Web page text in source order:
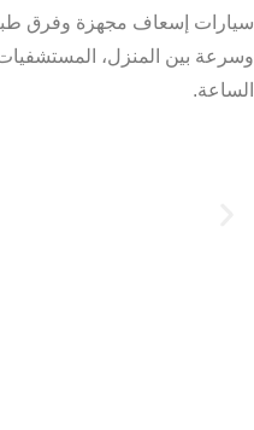
سيارات إسعاف مجهزة وفرق
وسرعة بين المنزل،
الساعة.